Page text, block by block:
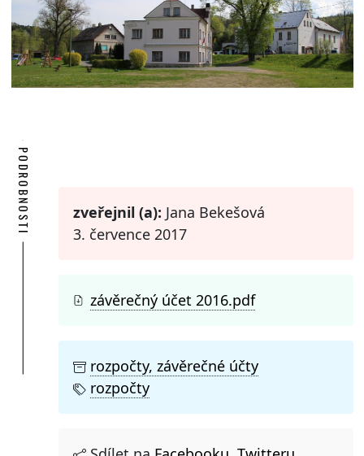
PODROBNOSTI zveřejnil (a): Jana Bekešová
3. července 2017
závěrečný účet 2016.pdf
rozpočty, závěrečné účty
rozpočty